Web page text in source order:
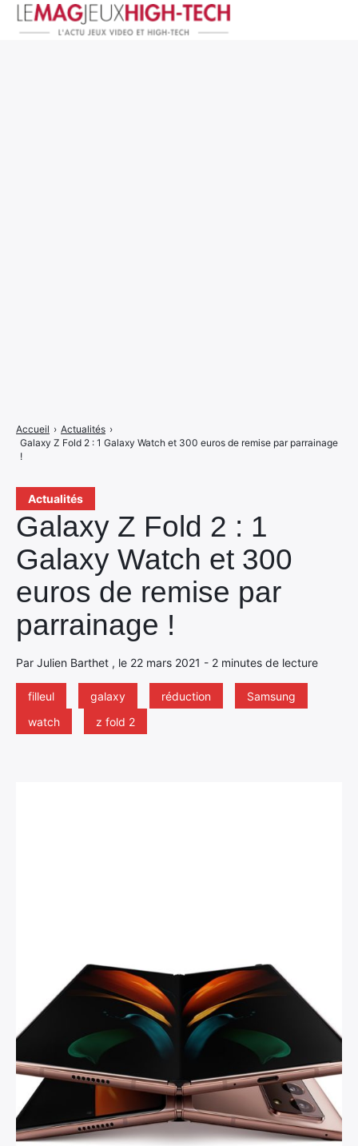
Actualités
Galaxy Z Fold 2 : 1
Galaxy Watch et 300
euros de remise par
parrainage !
Par Julien Barthet , le 22 mars 2021 - 2 minutes de lecture
filleul galaxy réduction
Samsung
watch
z fold 2
Accueil › Actualités ›
Galaxy Z Fold 2 : 1 Galaxy Watch et 300 euros de remise par parrainage
!